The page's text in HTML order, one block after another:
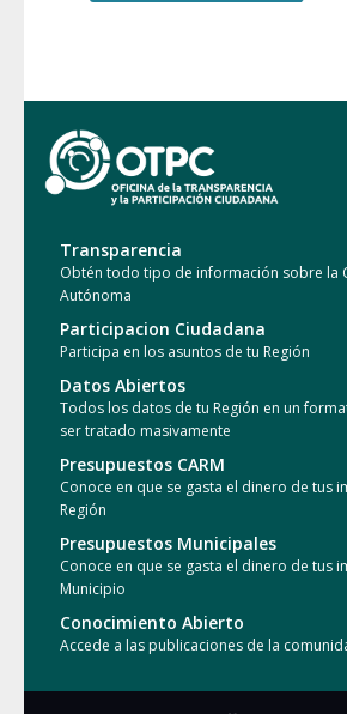
Transparencia
Obtén todo tipo de información sobre la
Autónoma
Participacion Ciudadana
Participa en los asuntos de tu Región
Datos Abiertos
Todos los datos de tu Región en un
ser tratado masivamente
Presupuestos CARM
Conoce en que se gasta el dinero de tus
Región
Presupuestos Municipales
Conoce en que se gasta el dinero de tus
Municipio
Conocimiento Abierto
Accede a las publicaciones de la